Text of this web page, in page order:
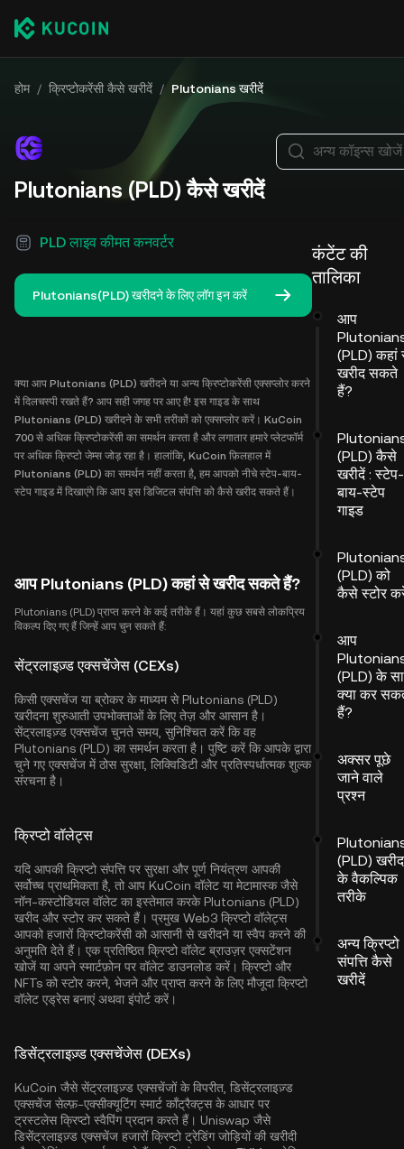
होम / क्रिप्टोकरेंसी कैसे खरीदें / Plutonians खरीदें
Plutonians (PLD) कैसे खरीदें
PLD लाइव कीमत कनवर्टर
Plutonians(PLD) खरीदने के लिए लॉग इन करें
क्या आप Plutonians (PLD) खरीदने या अन्य क्रिप्टोकरेंसी एक्सप्लोर करने
में दिलचस्पी रखते हैं? आप सही जगह पर आए है! इस गाइड के साथ
Plutonians (PLD) खरीदने के सभी तरीकों को एक्सप्लोर करें। KuCoin
700 से अधिक क्रिप्टोकरेंसी का समर्थन करता है और लगातार हमारे प्लेटफॉर्म
पर अधिक क्रिप्टो जेम्स जोड़ रहा है। हालांकि, KuCoin फ़िलहाल में
Plutonians (PLD) का समर्थन नहीं करता है, हम आपको नीचे स्टेप-बाय-
स्टेप गाइड में दिखाएंगे कि आप इस डिजिटल संपत्ति को कैसे खरीद सकते हैं।
आप Plutonians (PLD) कहां से खरीद सकते हैं?
Plutonians (PLD) प्राप्त करने के कई तरीके हैं। यहां कुछ सबसे लोकप्रिय
विकल्प दिए गए हैं जिन्हें आप चुन सकते हैं:
सेंट्रलाइज़्ड एक्सचेंजेस (CEXs)
किसी एक्सचेंज या ब्रोकर के माध्यम से Plutonians (PLD)
खरीदना शुरुआती उपभोक्ताओं के लिए तेज़ और आसान है।
सेंट्रलाइज़्ड एक्सचेंज चुनते समय, सुनिश्चित करें कि वह
Plutonians (PLD) का समर्थन करता है। पुष्टि करें कि आपके द्वारा
चुने गए एक्सचेंज में ठोस सुरक्षा, लिक्विडिटी और प्रतिस्पर्धात्मक शुल्क
संरचना है।
क्रिप्टो वॉलेट्स
यदि आपकी क्रिप्टो संपत्ति पर सुरक्षा और पूर्ण नियंत्रण आपकी
सर्वोच्च प्राथमिकता है, तो आप KuCoin वॉलेट या मेटामास्क जैसे
नॉन-कस्टोडियल वॉलेट का इस्तेमाल करके Plutonians (PLD)
खरीद और स्टोर कर सकते हैं। प्रमुख Web3 क्रिप्टो वॉलेट्स
आपको हजारों क्रिप्टोकरेंसी को आसानी से खरीदने या स्वैप करने की
अनुमति देते हैं। एक प्रतिष्ठित क्रिप्टो वॉलेट ब्राउज़र एक्सटेंशन
खोजें या अपने स्मार्टफ़ोन पर वॉलेट डाउनलोड करें। क्रिप्टो और
NFTs को स्टोर करने, भेजने और प्राप्त करने के लिए मौजूदा क्रिप्टो
वॉलेट एड्रेस बनाएं अथवा इंपोर्ट करें।
डिसेंट्रलाइज़्ड एक्सचेंजेस (DEXs)
KuCoin जैसे सेंट्रलाइज़्ड एक्सचेंजों के विपरीत, डिसेंट्रलाइज़्ड
एक्सचेंज सेल्फ़-एक्सीक्यूटिंग स्मार्ट कॉंट्रैक्ट्स के आधार पर
ट्रस्टलेस क्रिप्टो स्वैपिंग प्रदान करते हैं। Uniswap जैसे
डिसेंट्रलाइज़्ड एक्सचेंज हजारों क्रिप्टो ट्रेडिंग जोड़ियों की खरीदी
अन्य कॉइन्स खोजें
कंटेंट की
तालिका
आप
(PLD) कहां
खरीद सकते
हैं?
(PLD) कैसे
खरीदें : स्टेप-
बाय-स्टेप
गाइड
(PLD) को
कैसे स्टोर
आप
(PLD) के
क्या कर
हैं?
अक्सर पूछे
जाने वाले
प्रश्न
(PLD)
के वैकल्पिक
तरीके
अन्य क्रिप्टो
संपत्ति कैसे
खरीदें